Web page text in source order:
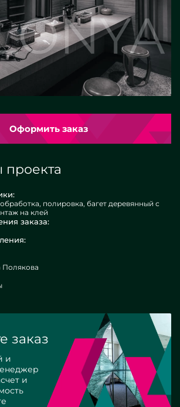
Оформить заказ
полировка, багет деревянный с
на клей
заказа:
Полякова
заказ
и
и